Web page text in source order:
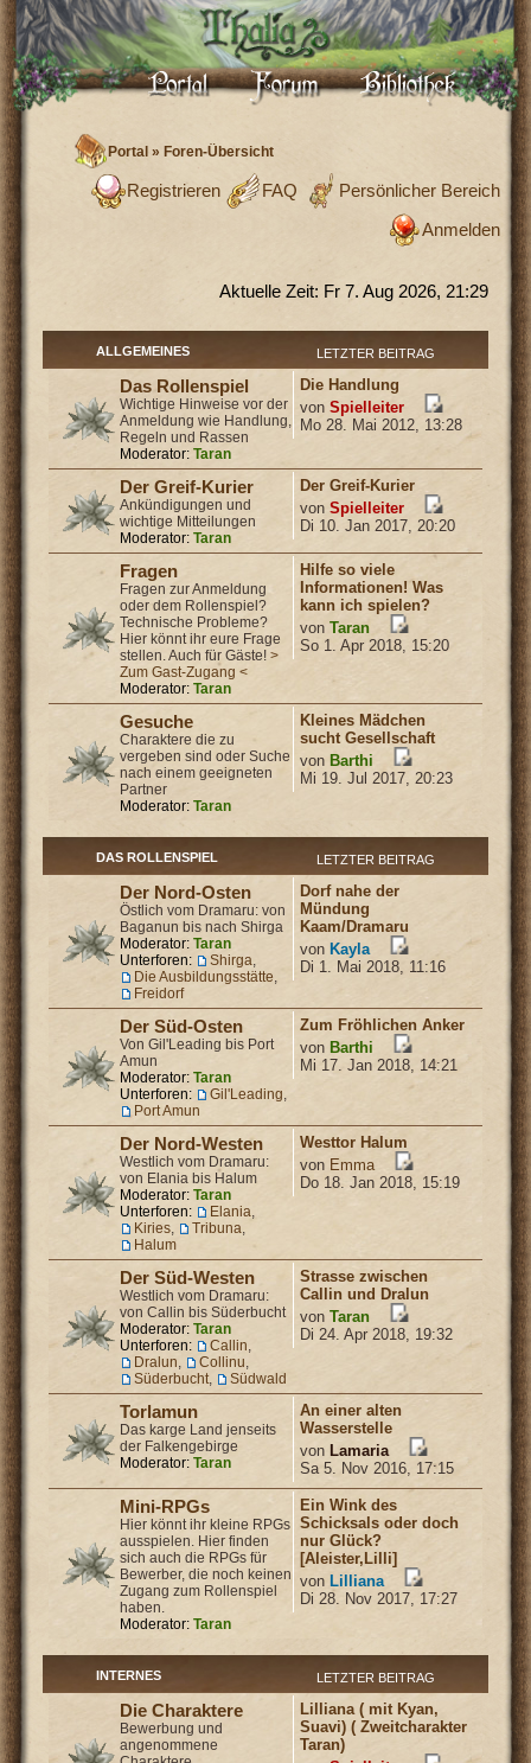
Portal »Foren-Übersicht
Persönlicher Bereich
FAQ
Registrieren
Anmelden
Aktuelle Zeit: Fr 7. Aug 2026, 21:29
ALLGEMEINES LETZTER BEITRAG
Das Rollenspiel
Wichtige Hinweise vor der
Anmeldung wie Handlung,
Regeln und Rassen
Moderator: Taran
Die Handlung
vonSpielleiter
Mo 28. Mai 2012, 13:28
Der Greif-Kurier
Ankündigungen und
wichtige Mitteilungen
Moderator: Taran
Der Greif-Kurier
vonSpielleiter
Di 10. Jan 2017, 20:20
Fragen
Fragen zur Anmeldung
oder dem Rollenspiel?
Technische Probleme?
Hier könnt ihr eure Frage
stellen. Auch für Gäste!>
Zum Gast-Zugang <
Moderator: Taran
Hilfe so viele
Informationen! Was
kann ich spielen?
vonTaran
So 1. Apr 2018, 15:20
Gesuche
Charaktere die zu
vergeben sind oder Suche
nach einem geeigneten
Partner
Moderator: Taran
Kleines Mädchen
sucht Gesellschaft
von Barthi
Mi 19. Jul 2017, 20:23
DAS ROLLENSPIEL LETZTER BEITRAG
Der Nord-Osten
Östlich vom Dramaru: von
Baganun bis nach Shirga
Moderator: Taran
Unterforen:
Shirga
Die Ausbildungsstätte
Freidorf
Dorf nahe der
Mündung
Kaam/Dramaru
von Kayla
Di 1. Mai 2018, 11:16
Der Süd-Osten
Von Gil'Leading bis Port
Amun
Moderator: Taran
Unterforen:
Gil'Leading
Port Amun
Zum Fröhlichen Anker
von Barthi
Mi 17. Jan 2018, 14:21
Der Nord-Westen
Westlich vom Dramaru:
von Elania bis Halum
Moderator: Taran
Unterforen:
Elania
Kiries
Tribuna
Halum
Westtor Halum
von Emma
Do 18. Jan 2018, 15:19
Der Süd-Westen
Westlich vom Dramaru:
von Callin bis Süderbucht
Moderator: Taran
Unterforen:
Callin
Dralun
Collinu
Süderbucht
Südwald
Strasse zwischen
Callin und Dralun
vonTaran
Di 24. Apr 2018, 19:32
Torlamun
Das karge Land jenseits
der Falkengebirge
Moderator: Taran
An einer alten
Wasserstelle
von Lamaria
Sa 5. Nov 2016, 17:15
Mini-RPGs
Hier könnt ihr kleine RPGs
ausspielen. Hier finden
sich auch die RPGs für
Bewerber, die noch keinen
Zugang zum Rollenspiel
haben.
Moderator: Taran
Ein Wink des
Schicksals oder doch
nur Glück?
[Aleister,Lilli]
von Lilliana
Di 28. Nov 2017, 17:27
INTERNES LETZTER BEITRAG
Die Charaktere
Bewerbung und
angenommene
Lilliana ( mit Kyan,
Suavi) ( Zweitcharakter
Taran)